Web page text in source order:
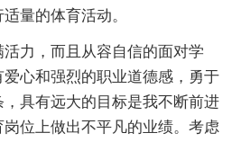
量的体育活动。
力，而且从容自信的面对学
心和强烈的职业道德感，勇于
具有远大的目标是我不断前进
位上做出不平凡的业绩。考虑